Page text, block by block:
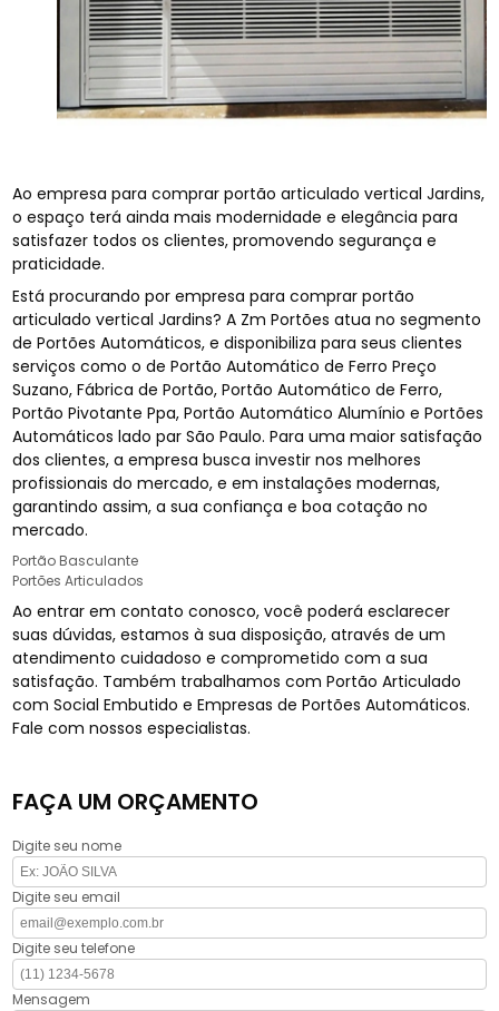
Ao empresa para comprar portão articulado vertical Jardins,
o espaço terá ainda mais modernidade e elegância para
satisfazer todos os clientes, promovendo segurança e
praticidade.
Está procurando por empresa para comprar portão
articulado vertical Jardins? A Zm Portões atua no segmento
de Portões Automáticos, e disponibiliza para seus clientes
serviços como o de Portão Automático de Ferro Preço
Suzano, Fábrica de Portão, Portão Automático de Ferro,
Portão Pivotante Ppa, Portão Automático Alumínio e Portões
Automáticos lado par São Paulo. Para uma maior satisfação
dos clientes, a empresa busca investir nos melhores
profissionais do mercado, e em instalações modernas,
garantindo assim, a sua confiança e boa cotação no
mercado.
Portão Basculante
Portões Articulados
Ao entrar em contato conosco, você poderá esclarecer
suas dúvidas, estamos à sua disposição, através de um
atendimento cuidadoso e comprometido com a sua
satisfação. Também trabalhamos com Portão Articulado
com Social Embutido e Empresas de Portões Automáticos.
Fale com nossos especialistas.
FAÇA UM ORÇAMENTO
Digite seu nome
Digite seu email
Digite seu telefone
Mensagem